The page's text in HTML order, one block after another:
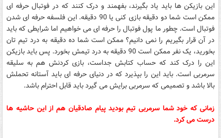
این بازیکن ها باید یاد بگیرند، بفهمند و درک کنند که در فوتبال حرفه ای
ممکن است شما دو دقیقه بازی کنی یا 90 دقیقه. این فلسفه حرفه ای شدن
فوتبال است. چطور ما پول فوتبال را حرفه ای می خواهیم اما شرایطی که باید
در آن قرار بگیریم را نمی دانیم؟ ممکن است شما ده دقیقه به درد تیم تان
بخورید، یک نفر ممکن است 90 دقیقه به درد تیمش بخورد. پس باید بازیکن
این را درک کند که حساب کتابش جداست، بازی کردنش هم به سلیقه
سرمربی است. باید این را بپذیرد که در دنیای حرفه ای باید آستانه تحملش
بالا باشد و تصمیمی که سرمربی برایش می گیرد باید قابل احترام باشد.
زمانی که خود شما سرمربی تیم بودید پیام صادقیان هم از این حاشیه ها
درست می کرد.